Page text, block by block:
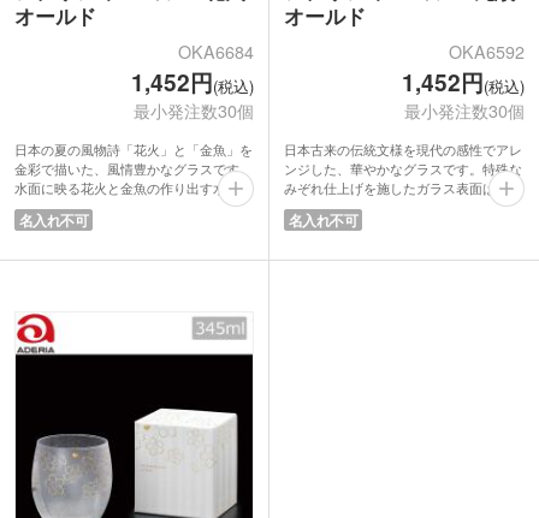
オールド
OKA6684
1,452円(税込)
最小発注数30個
日本の夏の風物詩「花火」と「金魚」を
金彩で描いた、風情豊かなグラスです。
水面に映る花火と金魚の作り出す水紋が
重なる日本ならではの情緒を表現。表面
にはみぞれ仕上げと呼ばれる特殊加工が
み物をより一層涼しげな表情に演出しま
ラスだけでなく、冷茶やソフトドリンク
など多用途に活躍します。
高級感のある化粧箱入り。ご結婚や内祝
る、情緒あふれる特別な贈り物にいかが
でしょうか。
■The Premium NIPPON Taste(ザ プレミ
アム ニッポン テイスト)
名入れ不可
オールド
OKA6592
1,452円(税込)
最小発注数30個
日本古来の伝統文様を現代の感性でアレ
ンジした、華やかなグラスです。特殊な
みぞれ仕上げを施したガラス表面は、冷
たい飲み物をより涼しげに演出。魔除け
の「麻の葉」や不老長寿の「菊」など、
丸紋が、お祝いの席に華を添えます。
名入れ不可